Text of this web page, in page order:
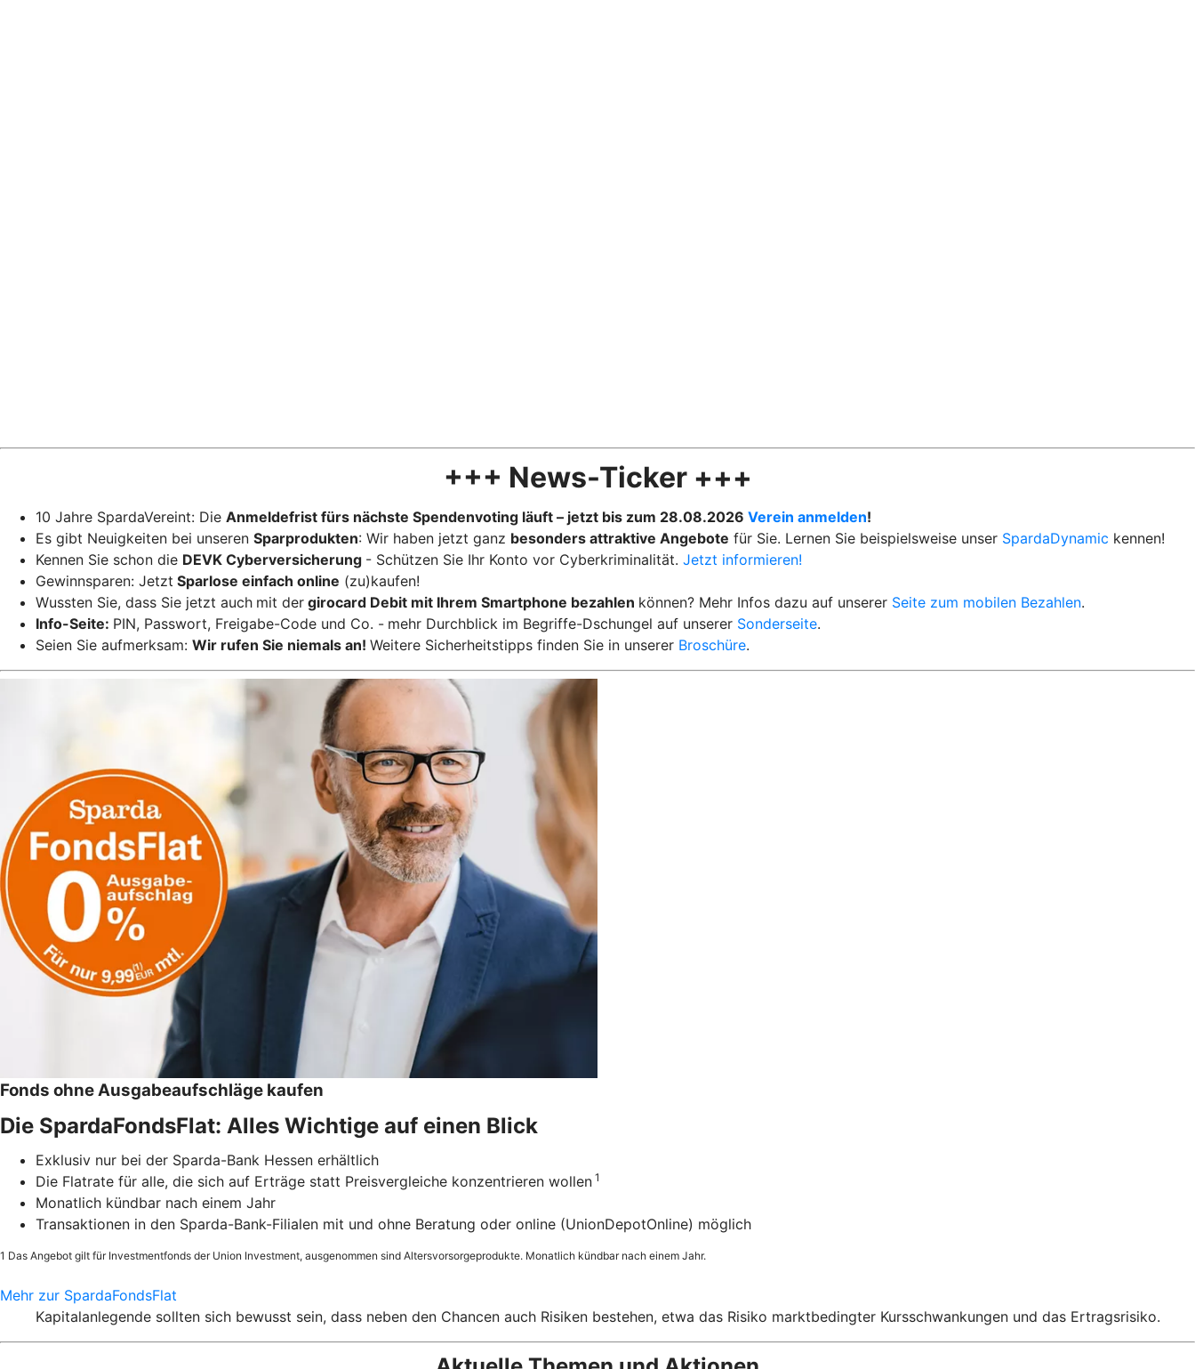
+++ News-Ticker +++
10 Jahre SpardaVereint: Die Anmeldefrist fürs nächste Spendenvoting läuft – jetzt bis zum 28.08.2026 Verein anmelden!
Es gibt Neuigkeiten bei unseren Sparprodukten: Wir haben jetzt ganz besonders attraktive Angebote für Sie. Lernen Sie beispielsweise unser SpardaDynamic kennen!
Kennen Sie schon die DEVK Cyberversicherung - Schützen Sie Ihr Konto vor Cyberkriminalität. Jetzt informieren!
Gewinnsparen: Jetzt Sparlose einfach online (zu)kaufen!
Wussten Sie, dass Sie jetzt auch mit der girocard Debit mit Ihrem Smartphone bezahlen können? Mehr Infos dazu auf unserer Seite zum mobilen Bezahlen.
Info-Seite: PIN, Passwort, Freigabe-Code und Co. - mehr Durchblick im Begriffe-Dschungel auf unserer Sonderseite.
Seien Sie aufmerksam: Wir rufen Sie niemals an! Weitere Sicherheitstipps finden Sie in unserer Broschüre.
Fonds ohne Ausgabeaufschläge kaufen
Die SpardaFondsFlat: Alles Wichtige auf einen Blick
Exklusiv nur bei der Sparda-Bank Hessen erhältlich
Die Flatrate für alle, die sich auf Erträge statt Preisvergleiche konzentrieren wollen 1
Monatlich kündbar nach einem Jahr
Transaktionen in den Sparda-Bank-Filialen mit und ohne Beratung oder online (UnionDepotOnline) möglich
1 Das Angebot gilt für Investmentfonds der Union Investment, ausgenommen sind Altersvorsorgeprodukte. Monatlich kündbar nach einem Jahr.
Mehr zur SpardaFondsFlat
Kapitalanlegende sollten sich bewusst sein, dass neben den Chancen auch Risiken bestehen, etwa das Risiko marktbedingter Kursschwankungen und das Ertragsrisiko.